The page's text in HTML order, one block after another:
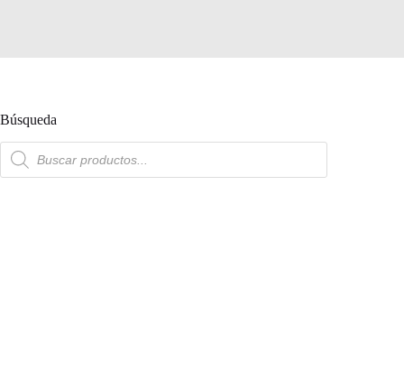
Búsqueda
Búsqueda
de
productos